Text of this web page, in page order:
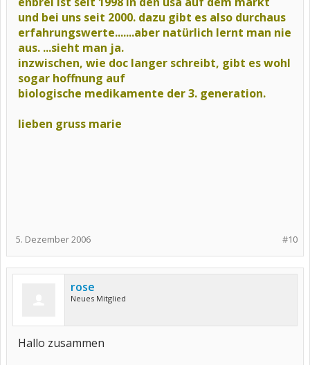
und bei uns seit 2000. dazu gibt es also durchaus
erfahrungswerte.......aber natürlich lernt man nie
aus. ...sieht man ja.
inzwischen, wie doc langer schreibt, gibt es wohl
sogar hoffnung auf
biologische medikamente der 3. generation.
lieben gruss marie
#10
5. Dezember 2006
rose
Neues Mitglied
Hallo zusammen